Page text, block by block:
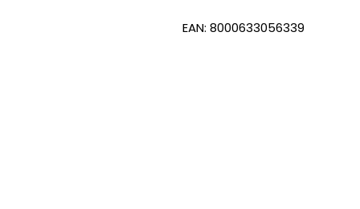
EAN: 8000633056339